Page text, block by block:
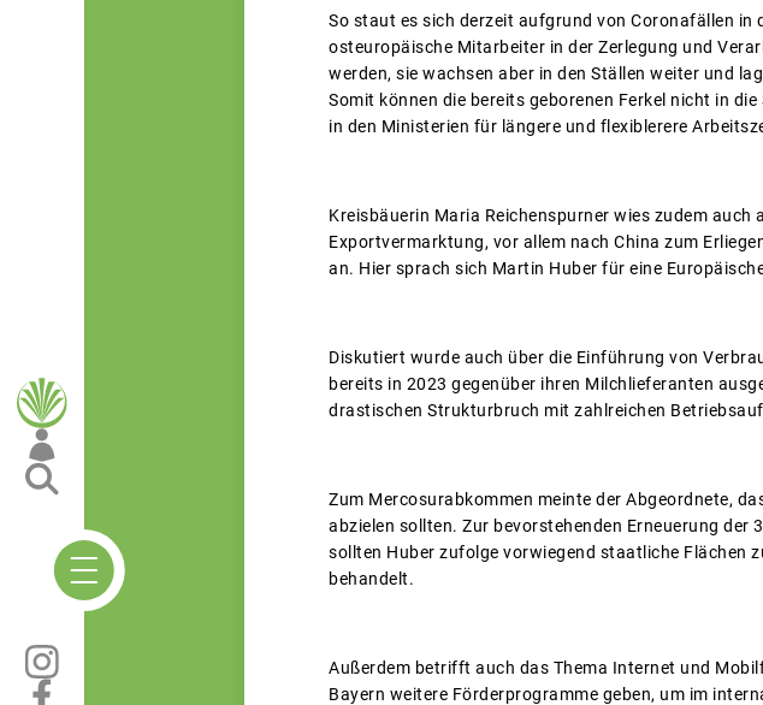
So staut es sich derzeit aufgrund von Coronafällen in
osteuropäische Mitarbeiter in der Zerlegung und
werden, sie wachsen aber in den Ställen weiter und
Somit können die bereits geborenen Ferkel nicht in
in den Ministerien für längere und flexiblerere
Kreisbäuerin Maria Reichenspurner wies zudem
Exportvermarktung, vor allem nach China zum
an. Hier sprach sich Martin Huber für eine
Diskutiert wurde auch über die Einführung von
bereits in 2023 gegenüber ihren Milchlieferanten
drastischen Strukturbruch mit zahlreichen
Zum Mercosurabkommen meinte der Abgeordnete,
abzielen sollten. Zur bevorstehenden Erneuerung der
sollten Huber zufolge vorwiegend staatliche Flächen
behandelt.
Außerdem betrifft auch das Thema Internet und
Bayern weitere Förderprogramme geben, um im